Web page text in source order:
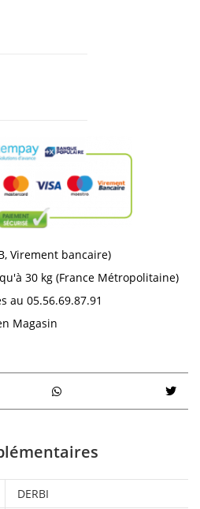
Virement bancaire)
30 kg (France Métropolitaine)
au 05.56.69.87.91
Magasin
DERBI